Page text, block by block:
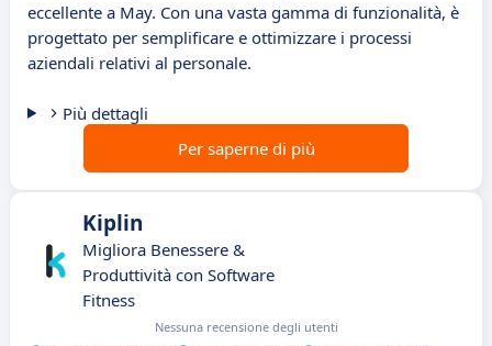
eccellente a May. Con una vasta gamma di funzionalità, è
progettato per semplificare e ottimizzare i processi
aziendali relativi al personale.
Più dettagli
Per saperne di più
Kiplin
Migliora Benessere &
Produttività con Software
Fitness
Nessuna recensione degli utenti